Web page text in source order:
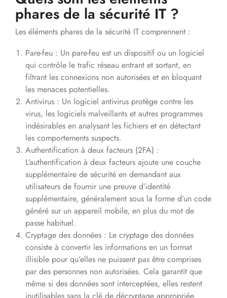
phares de la sécurité IT ?
Les éléments phares de la sécurité IT comprennent :
Pare-feu : Un pare-feu est un dispositif ou un logiciel
qui contrôle le trafic réseau entrant et sortant, en
filtrant les connexions non autorisées et en bloquant
les menaces potentielles.
Antivirus : Un logiciel antivirus protège contre les
virus, les logiciels malveillants et autres programmes
indésirables en analysant les fichiers et en détectant
les comportements suspects.
Authentification à deux facteurs (2FA) :
L’authentification à deux facteurs ajoute une couche
supplémentaire de sécurité en demandant aux
utilisateurs de fournir une preuve d’identité
supplémentaire, généralement sous la forme d’un code
généré sur un appareil mobile, en plus du mot de
passe habituel.
Cryptage des données : Le cryptage des données
consiste à convertir les informations en un format
illisible pour qu’elles ne puissent pas être comprises
par des personnes non autorisées. Cela garantit que
même si des données sont interceptées, elles restent